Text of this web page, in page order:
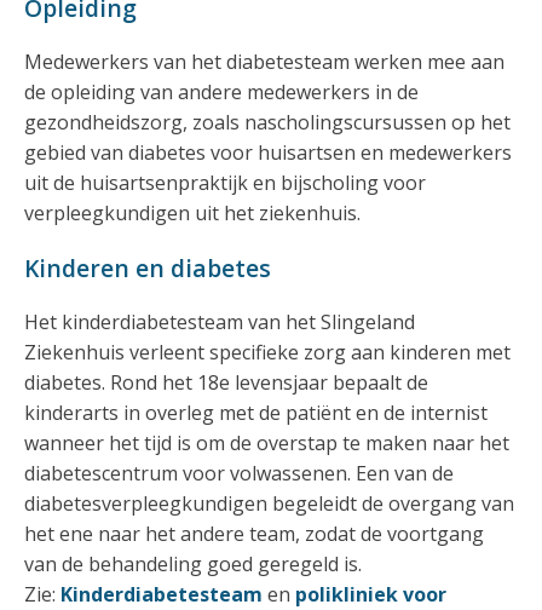
Opleiding
Medewerkers van het diabetesteam werken mee aan
de opleiding van andere medewerkers in de
gezondheidszorg, zoals nascholingscursussen op het
gebied van diabetes voor huisartsen en medewerkers
uit de huisartsenpraktijk en bijscholing voor
verpleegkundigen uit het ziekenhuis.
Kinderen en diabetes
Het kinderdiabetesteam van het Slingeland
Ziekenhuis verleent specifieke zorg aan kinderen met
diabetes. Rond het 18e levensjaar bepaalt de
kinderarts in overleg met de patiënt en de internist
wanneer het tijd is om de overstap te maken naar het
diabetescentrum voor volwassenen. Een van de
diabetesverpleegkundigen begeleidt de overgang van
het ene naar het andere team, zodat de voortgang
van de behandeling goed geregeld is.
Zie: Kinderdiabetesteam en polikliniek voor